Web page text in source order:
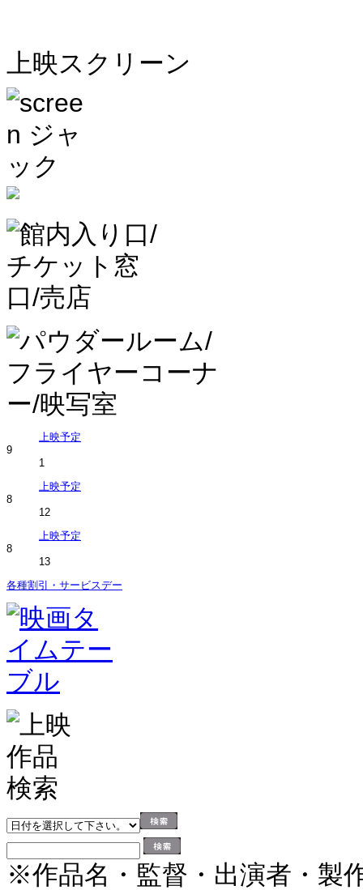
上映スクリーン
上映予定
9
1
上映予定
8
12
上映予定
8
13
各種割引・サービスデー
※作品名・監督・出演者・製